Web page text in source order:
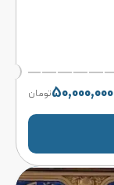
50,000,000تومان